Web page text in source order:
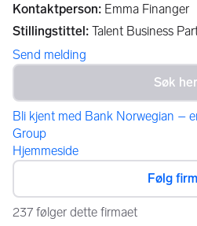
Kontaktperson: Emma Finanger
Stillingstittel: Talent Business
Send melding
Bli kjent med Bank Norwegian –
Group
Hjemmeside
Følg
237 følger dette firmaet